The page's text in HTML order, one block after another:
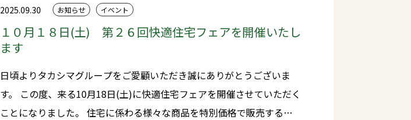
2025.09.30 お知らせ イベント
１０月１８日(土) 第２６回快適住宅フェアを開催いたし
ます
日頃よりタカシマグループをご愛顧いただき誠にありがとうございま
す。 この度、来る10月18日(土)に快適住宅フェアを開催させていただく
ことになりました。 住宅に係わる様々な商品を特別価格で販売する大